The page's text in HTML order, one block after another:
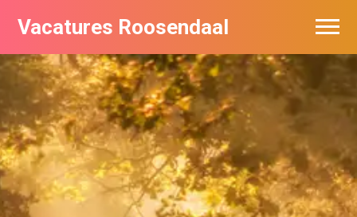
Vacatures Roosendaal
Vacatures bij bedrijven
De populairste vacatures in Roosendaal